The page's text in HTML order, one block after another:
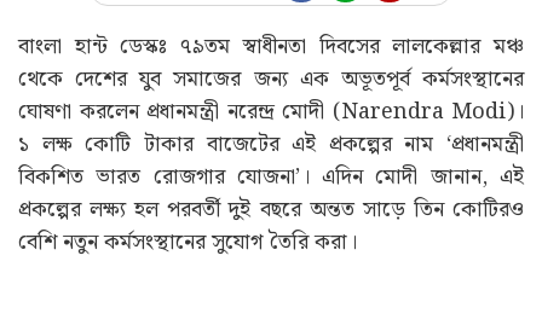
বাংলা হান্ট ডেস্কঃ ৭৯তম স্বাধীনতা দিবসের লালকেল্লার মঞ্চ
থেকে দেশের যুব সমাজের জন্য এক অভূতপূর্ব কর্মসংস্থানের
ঘোষণা করলেন প্রধানমন্ত্রী নরেন্দ্র মোদী (Narendra Modi)।
১ লক্ষ কোটি টাকার বাজেটের এই প্রকল্পের নাম ‘প্রধানমন্ত্রী
বিকশিত ভারত রোজগার যোজনা’। এদিন মোদী জানান, এই
প্রকল্পের লক্ষ্য হল পরবর্তী দুই বছরে অন্তত সাড়ে তিন কোটিরও
বেশি নতুন কর্মসংস্থানের সুযোগ তৈরি করা।